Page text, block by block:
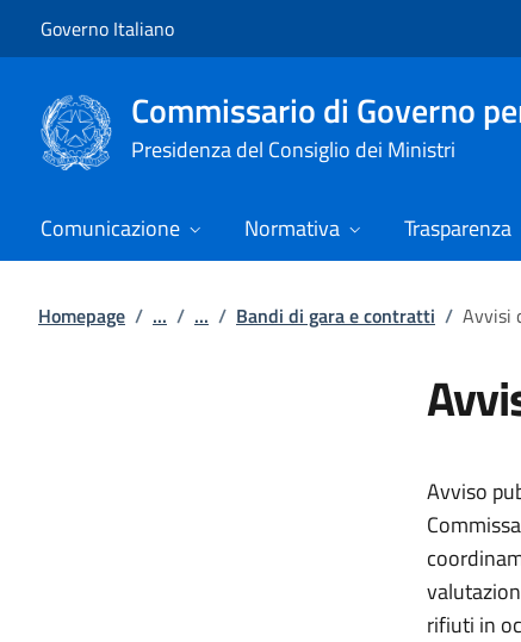
Governo Italiano
Commissario di Governo
Presidenza del Consiglio dei Ministri
Comunicazione Normativa Trasparenza
Homepage / ... / ... / Bandi di gara e contratti / Avvisi
Avviso
rifiuti in